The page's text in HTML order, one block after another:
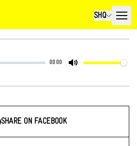
SHQ
00:00
SHARE ON FACEBOOK